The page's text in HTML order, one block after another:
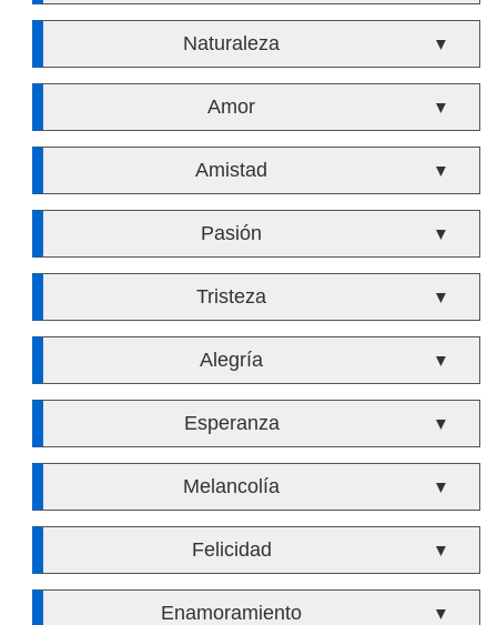
Naturaleza ▼
Amor ▼
Amistad ▼
Pasión ▼
Tristeza ▼
Alegría ▼
Esperanza ▼
Melancolía ▼
Felicidad ▼
Enamoramiento ▼